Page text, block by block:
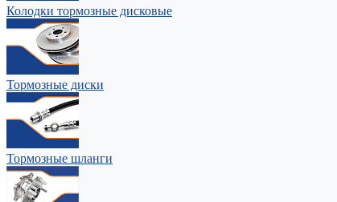
Колодки тормозные дисковые
Тормозные диски
Тормозные шланги